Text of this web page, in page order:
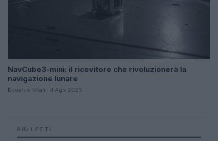
NavCube3-mini: il ricevitore che rivoluzionerà la
navigazione lunare
Edoardo Vitali · 4 Ago 2026
PIÙ LETTI